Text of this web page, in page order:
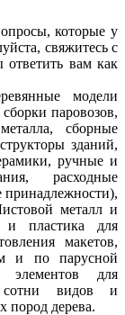
которые у
свяжитесь с
вам как
модели
паровозов,
сборные
зданий,
ручные и
расходные
принадлежности),
металл и
и пластика для
макетов,
и по парусной
элементов для
сотни видов и
пород дерева.